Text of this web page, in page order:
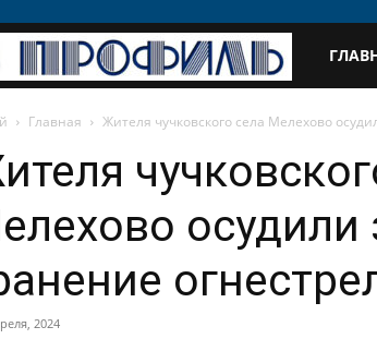
Главная Жителя чучковского села Мелехово
осудили
2024